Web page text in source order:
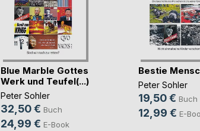
Blue Marble Gottes
Werk und Teufel(...)
Peter Sohler
32,50 € Buch
24,99 € E-Book
Bestie
Peter Sohler
19,50 € Buch
12,99 € E-